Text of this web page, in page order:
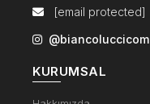
[email protected]
@biancoluccicom
KURUMSAL